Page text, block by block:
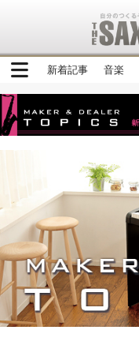
新着記事 音楽